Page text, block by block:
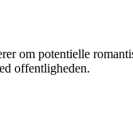
om potentielle
offentligheden.